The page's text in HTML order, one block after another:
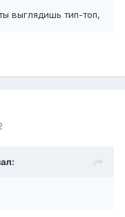
выглядишь тип-топ,